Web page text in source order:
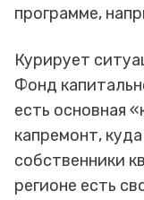
программе,
Курирует
Фонд
есть основная
капремонт,
собственники
регионе есть